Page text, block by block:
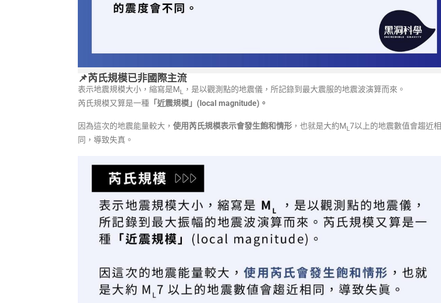
📌芮氏規模已非國際主流
表示地震規模大小，縮寫是ML
，是以觀測點的地震儀，所記錄到最大震服的地震波演算而來。
芮氏規模又算是一種 「近震規模」(local magnitude)。
因為這次的地震能量較大， 使用芮氏規模表示會發生飽和情形 ，也就是大約ML 7以上的地震數值會趨近相
同，導致失真。